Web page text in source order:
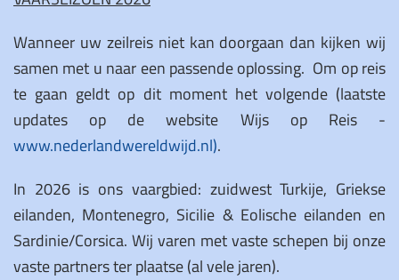
Wanneer uw zeilreis niet kan doorgaan dan kijken wij
samen met u naar een passende oplossing. Om op reis
te gaan geldt op dit moment het volgende (laatste
updates op de website Wijs op Reis -
www.nederlandwereldwijd.nl).
In 2026 is ons vaargbied: zuidwest Turkije, Griekse
eilanden, Montenegro, Sicilie & Eolische eilanden en
Sardinie/Corsica. Wij varen met vaste schepen bij onze
vaste partners ter plaatse (al vele jaren).